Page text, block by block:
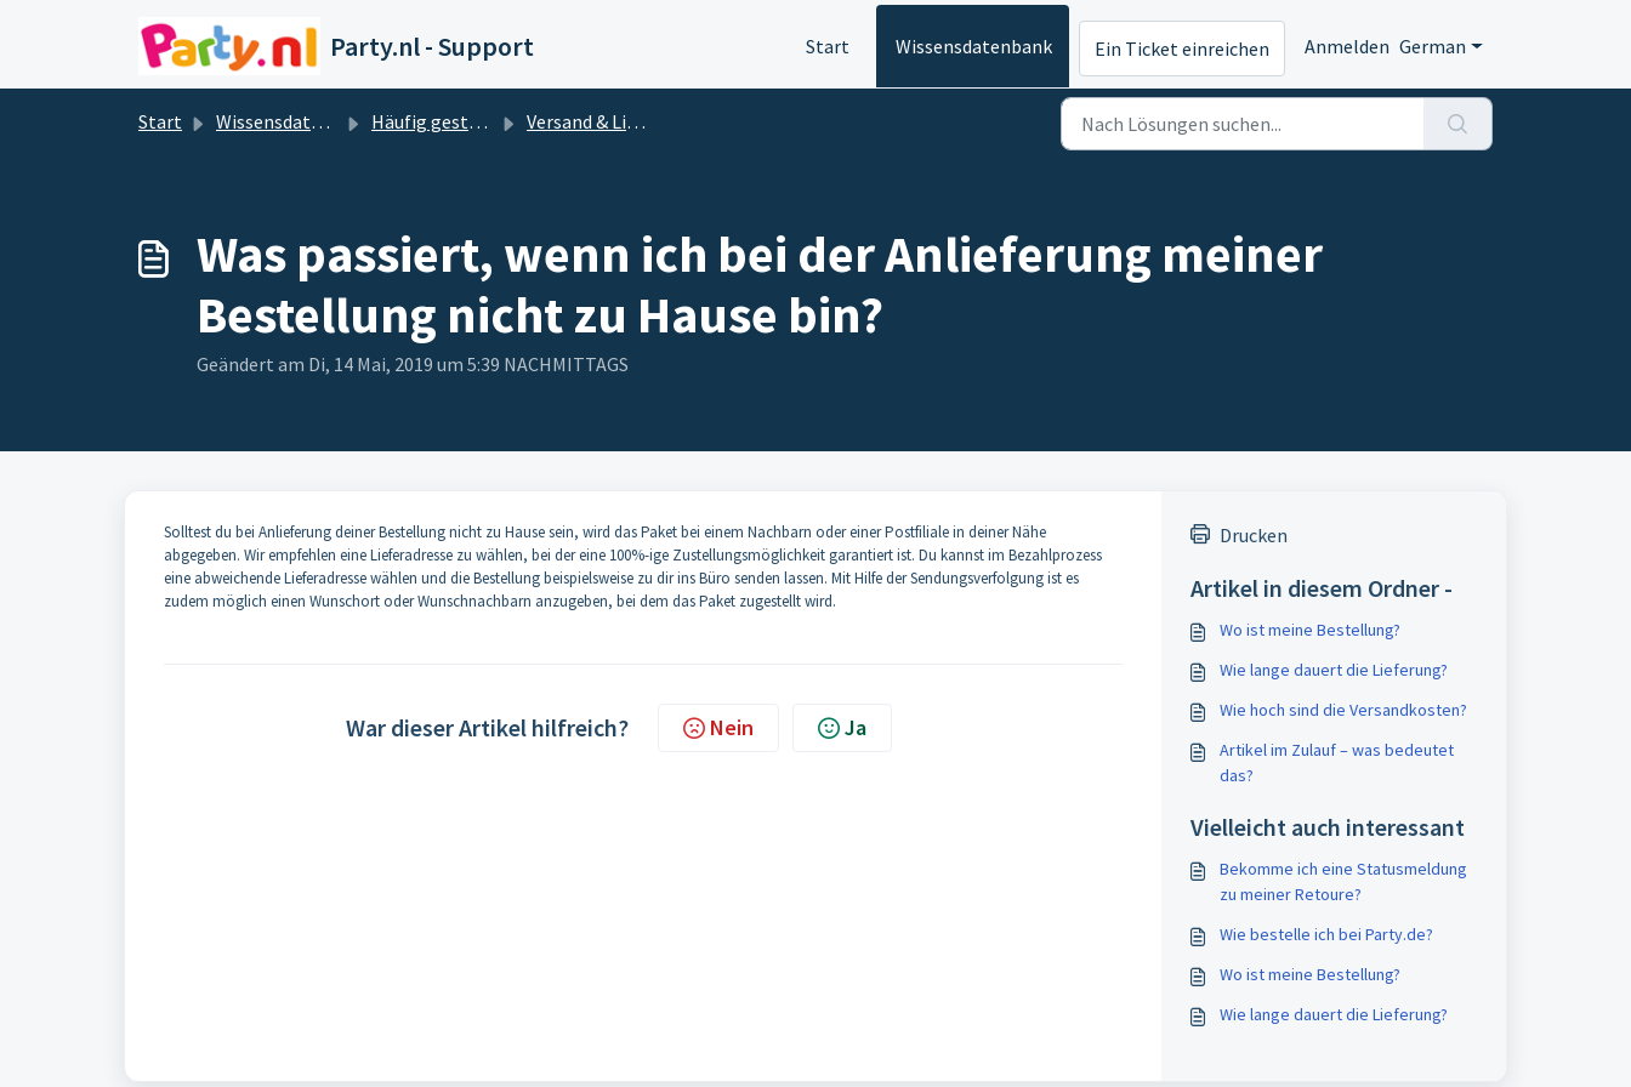
Party.nl - Support Start Wissensdatenbank Ein Ticket einreichen Anmelden German
Start Wissensdatenbank Häufig gestellte Fragen & Antworten Versand & Lieferung
Was passiert, wenn ich bei der Anlieferung meiner
Bestellung nicht zu Hause bin?
Geändert am Di, 14 Mai, 2019 um 5:39 NACHMITTAGS
Solltest du bei Anlieferung deiner Bestellung nicht zu Hause sein, wird das Paket bei einem Nachbarn oder einer Postfiliale in deiner Nähe
abgegeben. Wir empfehlen eine Lieferadresse zu wählen, bei der eine 100%-ige Zustellungsmöglichkeit garantiert ist. Du kannst im Bezahlprozess
eine abweichende Lieferadresse wählen und die Bestellung beispielsweise zu dir ins Büro senden lassen. Mit Hilfe der Sendungsverfolgung ist es
zudem möglich einen Wunschort oder Wunschnachbarn anzugeben, bei dem das Paket zugestellt wird.
War dieser Artikel hilfreich? Nein Ja
Drucken
Artikel in diesem Ordner -
Wo ist meine Bestellung?
Wie lange dauert die Lieferung?
Wie hoch sind die Versandkosten?
Artikel im Zulauf – was bedeutet
das?
Vielleicht auch interessant
Bekomme ich eine Statusmeldung
zu meiner Retoure?
Wie bestelle ich bei Party.de?
Wo ist meine Bestellung?
Wie lange dauert die Lieferung?